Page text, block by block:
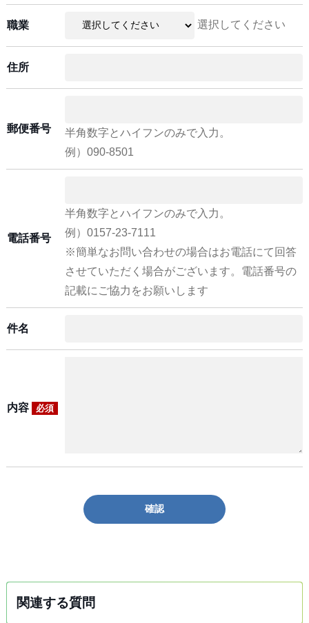
職業 選択してください
住所
郵便番号
半角数字とハイフンのみで入力。
例）090-8501
電話番号
半角数字とハイフンのみで入力。
例）0157-23-7111
※簡単なお問い合わせの場合はお電話にて回答
させていただく場合がございます。電話番号の
記載にご協力をお願いします
件名
内容 必須
確認
関連する質問